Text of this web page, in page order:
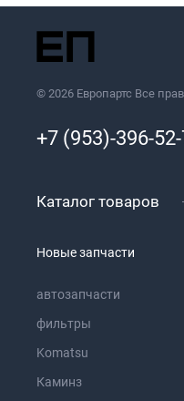
© 2026 Европартс Все
+7 (953)-396-
Каталог товаров
Новые запчасти
автозапчасти
фильтры
Komatsu
Каминз